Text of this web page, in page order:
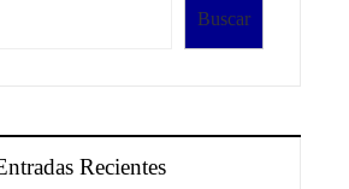
Buscar
Recientes